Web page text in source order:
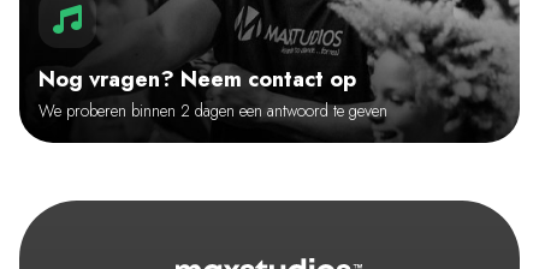
Nog vragen? Neem contact op
We proberen binnen 2 dagen een antwoord te geven